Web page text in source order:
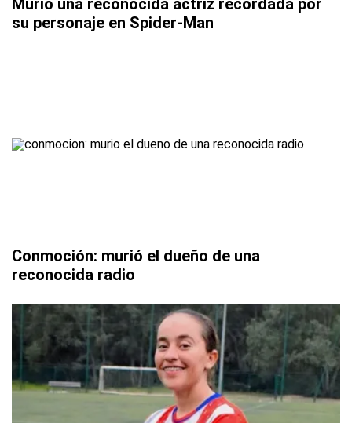
Murió una reconocida actriz recordada por
su personaje en Spider-Man
Conmoción: murió el dueño de una
reconocida radio